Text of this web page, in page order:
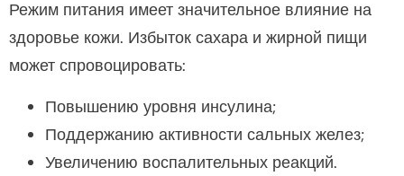
Режим питания имеет значительное влияние на
здоровье кожи. Избыток сахара и жирной пищи
может спровоцировать:
Повышению уровня инсулина;
Поддержанию активности сальных желез;
Увеличению воспалительных реакций.